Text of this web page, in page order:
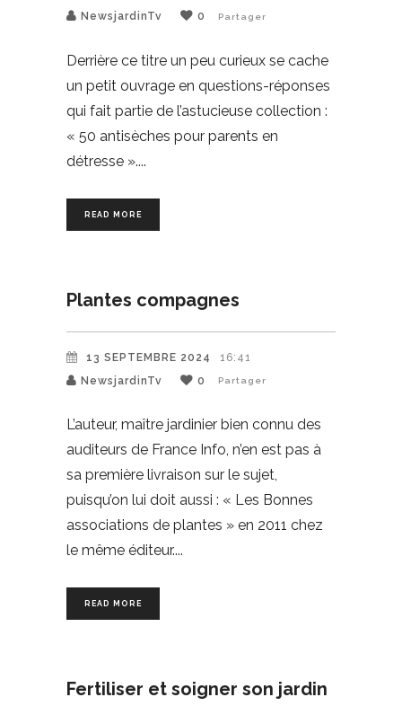
NewsjardinTv
0 Partager
Derrière ce titre un peu curieux se cache
un petit ouvrage en questions-réponses
qui fait partie de l’astucieuse collection :
« 50 antisèches pour parents en
détresse ».
READ MORE
Plantes compagnes
13 SEPTEMBRE 2024
16:41
NewsjardinTv
0 Partager
L’auteur, maître jardinier bien connu des
auditeurs de France Info, n’en est pas à
sa première livraison sur le sujet,
puisqu’on lui doit aussi : « Les Bonnes
associations de plantes » en 2011 chez
le même éditeur.
READ MORE
Fertiliser et soigner son jardin